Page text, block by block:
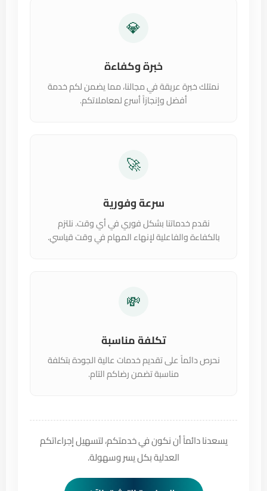
💎
خبرة وكفاءة
نمتلك خبرة عريقة في مجالنا، مما يضمن لكم خدمة
أفضل وإنجازاً أسرع لمعاملاتكم.
🚀
سرعة وفورية
نقدم خدماتنا بشكل فوري في أي وقت. نلتزم
بالكفاءة والفاعلية لإنهاء المهام في وقت قياسي.
💸
تكلفة مناسبة
نحرص دائماً على تقديم خدمات عالية الجودة بتكلفة
مناسبة تضمن رضاكم التام.
يسعدنا دائماً أن نكون في خدمتكم، لتسهيل إجراءاتكم
العدلية بكل يسر وسهولة.